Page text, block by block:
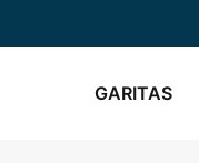
GARITAS